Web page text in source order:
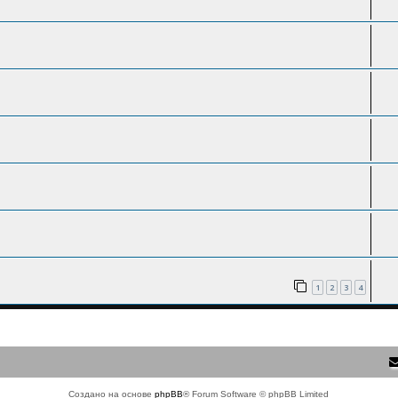
1 2 3 4
Создано на основеphpBB® Forum Software © phpBB Limited